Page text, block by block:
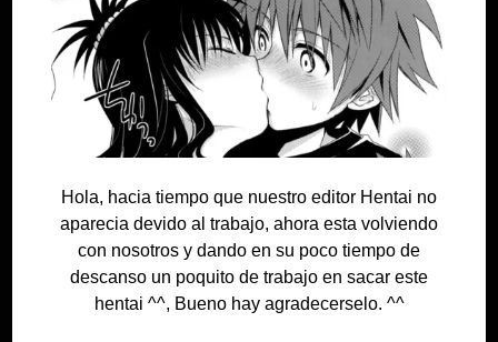
Hola, hacia tiempo que nuestro editor Hentai no
aparecia devido al trabajo, ahora esta volviendo
con nosotros y dando en su poco tiempo de
descanso un poquito de trabajo en sacar este
hentai ^^, Bueno hay agradecerselo. ^^